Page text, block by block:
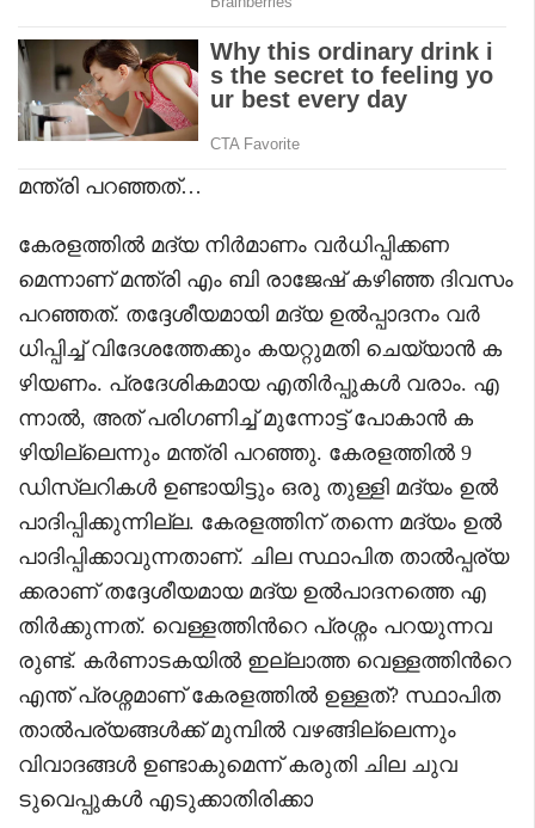
മന്ത്രി പറഞ്ഞത്…
കേരളത്തിൽ മദ്യ നിർമാണം വർധിപ്പിക്കണ
മെന്നാണ് മന്ത്രി എം ബി രാജേഷ് കഴിഞ്ഞ ദിവസം
പറഞ്ഞത്. തദ്ദേശീയമായി മദ്യ ഉൽപ്പാദനം വർ
ധിപ്പിച്ച് വിദേശത്തേക്കും കയറ്റുമതി ചെയ്യാൻ ക
ഴിയണം. പ്രദേശികമായ എതിർപ്പുകൾ വരാം. എ
ന്നാൽ, അത് പരി​ഗണിച്ച് മുന്നോട്ട് പോകാൻ ക
ഴിയില്ലെന്നും മന്ത്രി പറഞ്ഞു. കേരളത്തിൽ 9
ഡിസ്‌ലറികൾ ഉണ്ടായിട്ടും ഒരു തുള്ളി മദ്യം ഉൽ
പാദിപ്പിക്കുന്നില്ല. കേരളത്തിന് തന്നെ മദ്യം ഉൽ
പാദിപ്പിക്കാവുന്നതാണ്. ചില സ്ഥാപിത താൽപ്പര്യ
ക്കരാണ് തദ്ദേശീയമായ മദ്യ ഉൽപാദനത്തെ എ
തിർക്കുന്നത്. വെള്ളത്തിന്‍റെ പ്രശ്നം പറയുന്നവ
രുണ്ട്. കർണാടകയിൽ ഇല്ലാത്ത വെള്ളത്തിന്‍റെ
എന്ത് പ്രശ്നമാണ് കേരളത്തിൽ ഉള്ളത്? സ്ഥാപിത
താൽപര്യങ്ങൾക്ക് മുമ്പിൽ വഴങ്ങില്ലെന്നും
വിവാദങ്ങൾ ഉണ്ടാകുമെന്ന് കരുതി ചില ചുവ
ടുവെപ്പുകൾ എടുക്കാതിരിക്കാ